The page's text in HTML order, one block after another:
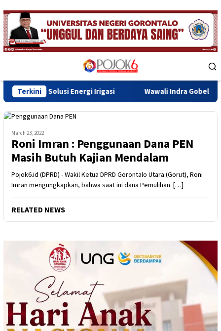
Skip
to
content
Menu
Terkini
Energi Irigasi Wawali Indra Gobel Tegaskan
March 23, 2022
Roni Imran : Penggunaan Dana PEN
Masih Butuh Kajian Mendalam
Pojok6.id (DPRD) - Wakil Ketua DPRD Gorontalo Utara (Gorut), Roni
Imran mengungkapkan, bahwa saat ini dana Pemulihan […]
RELATED NEWS